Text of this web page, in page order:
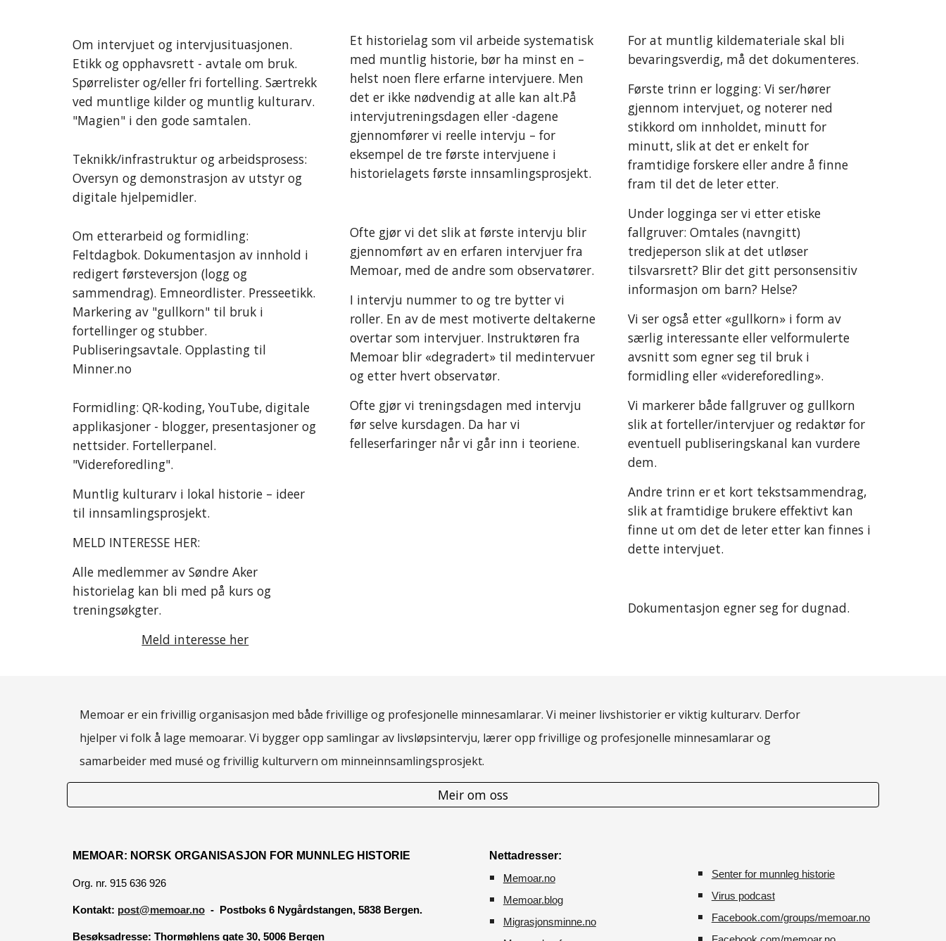
Om intervjuet og intervjusituasjonen.
Etikk og opphavsrett - avtale om bruk.
Spørrelister og/eller fri fortelling. Særtrekk
ved muntlige kilder og muntlig kulturarv.
"Magien" i den gode samtalen.
Teknikk/infrastruktur og arbeidsprosess:
Oversyn og demonstrasjon av utstyr og
digitale hjelpemidler.
Om etterarbeid og formidling:
Feltdagbok. Dokumentasjon av innhold i
redigert førsteversjon (logg og
sammendrag). Emneordlister. Presseetikk.
Markering av "gullkorn" til bruk i
fortellinger og stubber.
Publiseringsavtale. Opplasting til
Minner.no
Formidling: QR-koding, YouTube, digitale
applikasjoner - blogger, presentasjoner og
nettsider. Fortellerpanel.
"Videreforedling".
Muntlig kulturarv i lokal historie – ideer
til innsamlingsprosjekt.
MELD INTERESSE HER:
Alle medlemmer av Søndre Aker
historielag kan bli med på kurs og
treningsøkgter.
Meld interesse her
Et historielag som vil arbeide systematisk
med muntlig historie, bør ha minst en –
helst noen flere erfarne intervjuere. Men
det er ikke nødvendig at alle kan alt.På
intervjutreningsdagen eller -dagene
gjennomfører vi reelle intervju – for
eksempel de tre første intervjuene i
historielagets første innsamlingsprosjekt.
Ofte gjør vi det slik at første intervju blir
gjennomført av en erfaren intervjuer fra
Memoar, med de andre som observatører.
I intervju nummer to og tre bytter vi
roller. En av de mest motiverte deltakerne
overtar som intervjuer. Instruktøren fra
Memoar blir «degradert» til medintervuer
og etter hvert observatør.
Ofte gjør vi treningsdagen med intervju
før selve kursdagen. Da har vi
felleserfaringer når vi går inn i teoriene.
For at muntlig kildemateriale skal bli
bevaringsverdig, må det dokumenteres.
Første trinn er logging: Vi ser/hører
gjennom intervjuet, og noterer ned
stikkord om innholdet, minutt for
minutt, slik at det er enkelt for
framtidige forskere eller andre å finne
fram til det de leter etter.
Under logginga ser vi etter etiske
fallgruver: Omtales (navngitt)
tredjeperson slik at det utløser
tilsvarsrett? Blir det gitt personsensitiv
informasjon om barn? Helse?
Vi ser også etter «gullkorn» i form av
særlig interessante eller velformulerte
avsnitt som egner seg til bruk i
formidling eller «videreforedling».
Vi markerer både fallgruver og gullkorn
slik at forteller/intervjuer og redaktør for
eventuell publiseringskanal kan vurdere
dem.
Andre trinn er et kort tekstsammendrag,
slik at framtidige brukere effektivt kan
finne ut om det de leter etter kan finnes i
dette intervjuet.
Dokumentasjon egner seg for dugnad.
Memoar er ein frivillig organisasjon med både frivillige og profesjonelle minnesamlarar. Vi meiner livshistorier er viktig kulturarv. Derfor
hjelper vi folk å lage memoarar. Vi bygger opp samlingar av livsløpsintervju, lærer opp frivillige og profesjonelle minnesamlarar og
samarbeider med musé og frivillig kulturvern om minneinnsamlingsprosjekt.
Meir om oss
MEMOAR: NORSK ORGANISASJON FOR MUNNLEG HISTORIE
Org. nr. 915 636 926
Kontakt: post@memoar.no- Postboks 6 Nygårdstangen, 5838 Bergen.
Besøksadresse: Thormøhlens gate 30, 5006 Bergen
Nettadresser:
Memoar.no
Memoar.blog
M igrasjonsminne.no
Senter for munnleg historie
Virus podcast
Facebook.com/groups/memoar.no